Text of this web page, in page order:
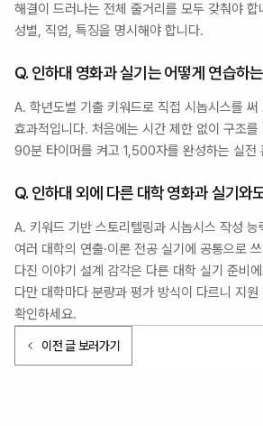
해결이 드러나는 전체 줄거리를 모두 갖춰야
성별, 직업, 특징을 명시해야 합니다.
Q. 인하대 영화과 실기는 어떻게 연습하
A. 학년도별 기출 키워드로 직접 시놉시스를
효과적입니다. 처음에는 시간 제한 없이 구조를
90분 타이머를 켜고 1,500자를 완성하는 실전
Q. 인하대 외에 다른 대학 영화과 실기와
A. 키워드 기반 스토리텔링과 시놉시스 작성
여러 대학의 연출·이론 전공 실기에 공통으로
다진 이야기 설계 감각은 다른 대학 실기 준비
다만 대학마다 분량과 평가 방식이 다르니 지원
확인하세요.
이전 글 보러가기